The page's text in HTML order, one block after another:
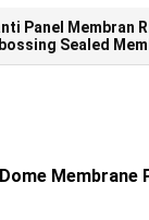
Panel Membran
Sealed